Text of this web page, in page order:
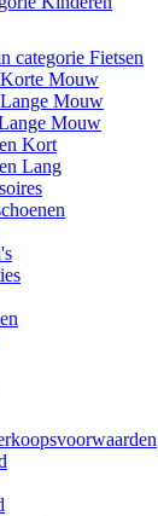
categorie Fietsen
Mouw
Mouw
Mouw
Kort
Lang